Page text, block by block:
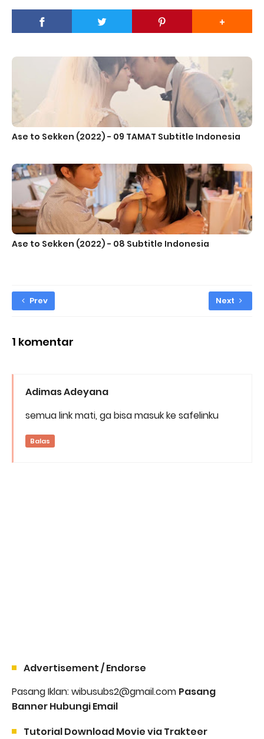
Ase to Sekken (2022) - 09 TAMAT Subtitle Indonesia
Ase to Sekken (2022) - 08 Subtitle Indonesia
Prev Next
1 komentar
Adimas Adeyana
semua link mati, ga bisa masuk ke safelinku
Balas
Advertisement / Endorse
Pasang Iklan: wibusubs2@gmail.com Pasang
Banner Hubungi Email
Tutorial Download Movie via Trakteer